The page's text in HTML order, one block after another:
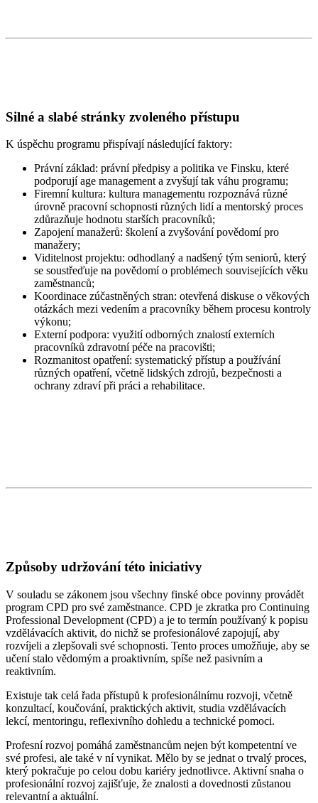
Silné a slabé stránky zvoleného přístupu
K úspěchu programu přispívají následující faktory:
Právní základ: právní předpisy a politika ve Finsku, které
podporují age management a zvyšují tak váhu programu;
Firemní kultura: kultura managementu rozpoznává různé
úrovně pracovní schopnosti různých lidí a mentorský proces
zdůrazňuje hodnotu starších pracovníků;
Zapojení manažerů: školení a zvyšování povědomí pro
manažery;
Viditelnost projektu: odhodlaný a nadšený tým seniorů, který
se soustřeďuje na povědomí o problémech souvisejících věku
zaměstnanců;
Koordinace zúčastněných stran: otevřená diskuse o věkových
otázkách mezi vedením a pracovníky během procesu kontroly
výkonu;
Externí podpora: využití odborných znalostí externích
pracovníků zdravotní péče na pracovišti;
Rozmanitost opatření: systematický přístup a používání
různých opatření, včetně lidských zdrojů, bezpečnosti a
ochrany zdraví při práci a rehabilitace.
Způsoby udržování této iniciativy
V souladu se zákonem jsou všechny finské obce povinny provádět
program CPD pro své zaměstnance. CPD je zkratka pro Continuing
Professional Development (CPD) a je to termín používaný k popisu
vzdělávacích aktivit, do nichž se profesionálové zapojují, aby
rozvíjeli a zlepšovali své schopnosti. Tento proces umožňuje, aby se
učení stalo vědomým a proaktivním, spíše než pasivním a
reaktivním.
Existuje tak celá řada přístupů k profesionálnímu rozvoji, včetně
konzultací, koučování, praktických aktivit, studia vzdělávacích
lekcí, mentoringu, reflexivního dohledu a technické pomoci.
Profesní rozvoj pomáhá zaměstnancům nejen být kompetentní ve
své profesi, ale také v ní vynikat. Mělo by se jednat o trvalý proces,
který pokračuje po celou dobu kariéry jednotlivce. Aktivní snaha o
profesionální rozvoj zajišťuje, že znalosti a dovednosti zůstanou
relevantní a aktuální.